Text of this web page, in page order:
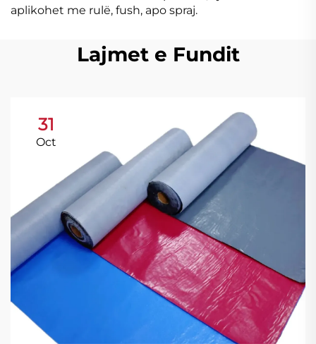
aplikohet me rulë, fush, apo spraj.
Lajmet e Fundit
31
Oct